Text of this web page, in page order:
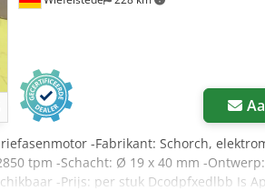
-Fabrikant: Schorch,
tpm -Schacht: Ø 19 x 40 mm -
-Prijs: per stuk Dcodpfxedlbb Is